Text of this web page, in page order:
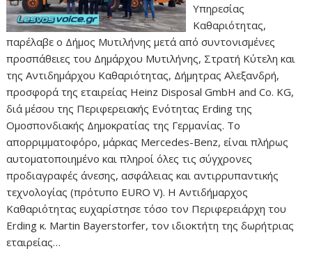
Υπηρεσίας
Καθαριότητας,
παρέλαβε ο Δήμος Μυτιλήνης μετά από συντονισμένες
προσπάθειες του Δημάρχου Μυτιλήνης, Στρατή Κύτελη και
της Αντιδημάρχου Καθαριότητας, Δήμητρας Αλεξανδρή,
προσφορά της εταιρείας Heinz Disposal GmbH and Co. KG,
διά μέσου της Περιφερειακής Ενότητας Erding της
Ομοσπονδιακής Δημοκρατίας της Γερμανίας. Το
απορριμματοφόρο, μάρκας Mercedes-Benz, είναι πλήρως
αυτοματοποιημένο και πληροί όλες τις σύγχρονες
προδιαγραφές άνεσης, ασφάλειας και αντιρρυπαντικής
τεχνολογίας (πρότυπο EURO V). Η Αντιδήμαρχος
Καθαριότητας ευχαρίστησε τόσο τον Περιφερειάρχη του
Erding κ. Martin Bayerstorfer, τον ιδιοκτήτη της δωρήτριας
εταιρείας…